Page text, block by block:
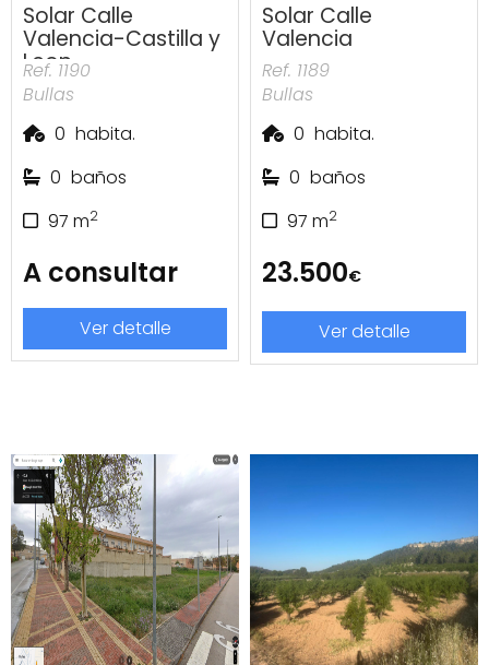
Solar Calle
Valencia-Castilla y
Leon
Ref. 1190
Bullas
0 habita.
0 baños
97 m2
A consultar
Ver detalle
Solar Calle
Valencia
Ref. 1189
Bullas
0 habita.
0 baños
97 m2
23.500€
Ver detalle